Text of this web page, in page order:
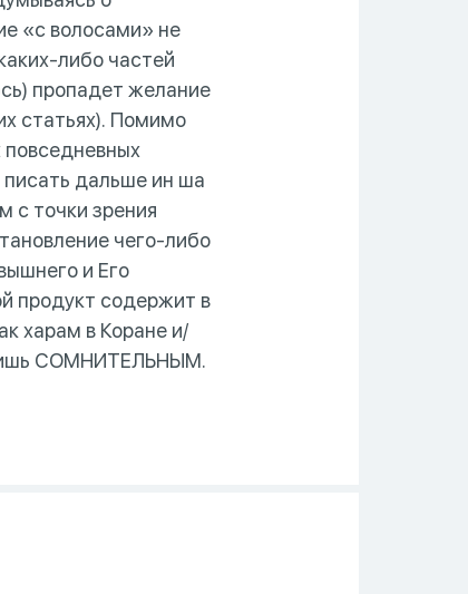
«с волосами» не
либо частей
пропадет желание
статьях). Помимо
повседневных
дальше ин ша
с точки зрения
чего-либо
и Его
продукт содержит в
харам в Коране и/
лишь СОМНИТЕЛЬНЫМ.